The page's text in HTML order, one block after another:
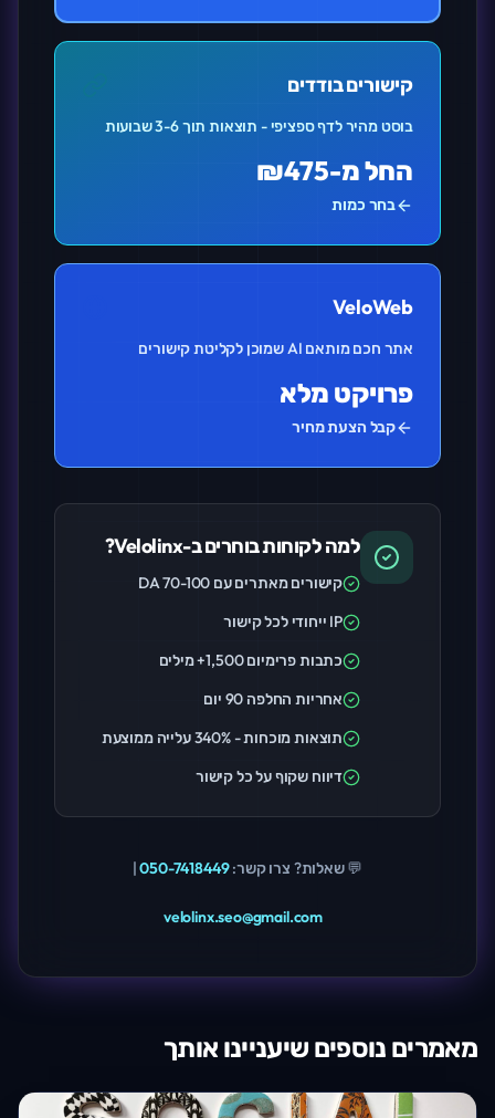
קישורים בודדים
בוסט מהיר לדף ספציפי - תוצאות תוך 3-6 שבועות
החל מ-₪475
בחר כמות
VeloWeb
אתר חכם מותאם AI שמוכן לקליטת קישורים
פרויקט מלא
קבל הצעת מחיר
למה לקוחות בוחרים ב-Velolinx?
קישורים מאתרים עם DA 70-100
IP ייחודי לכל קישור
כתבות פרימיום 1,500+ מילים
אחריות החלפה 90 יום
תוצאות מוכחות - 340% עלייה ממוצעת
דיווח שקוף על כל קישור
💬 שאלות? צרו קשר:050-7418449
|
velolinx.seo@gmail.com
מאמרים נוספים שיעניינו אותך